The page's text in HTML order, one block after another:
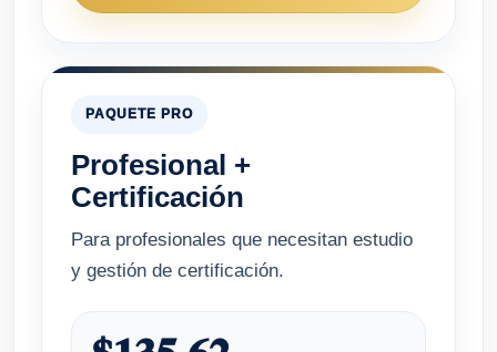
PAQUETE PRO
Profesional +
Certificación
Para profesionales que necesitan estudio
y gestión de certificación.